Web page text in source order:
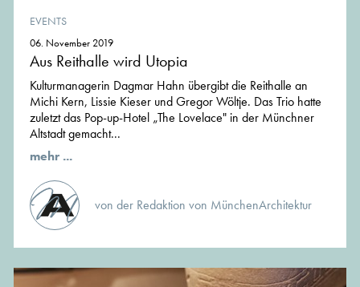
EVENTS
06. November 2019
Aus Reithalle wird Utopia
Kulturmanagerin Dagmar Hahn übergibt die Reithalle an
Michi Kern, Lissie Kieser und Gregor Wöltje. Das Trio hatte
zuletzt das Pop-up-Hotel „The Lovelace" in der Münchner
Altstadt gemacht...
mehr ...
von der Redaktion von MünchenArchitektur